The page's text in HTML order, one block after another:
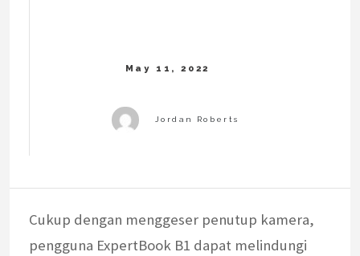
Cukup dengan menggeser penutup kamera,
pengguna ExpertBook B1 dapat melindungi